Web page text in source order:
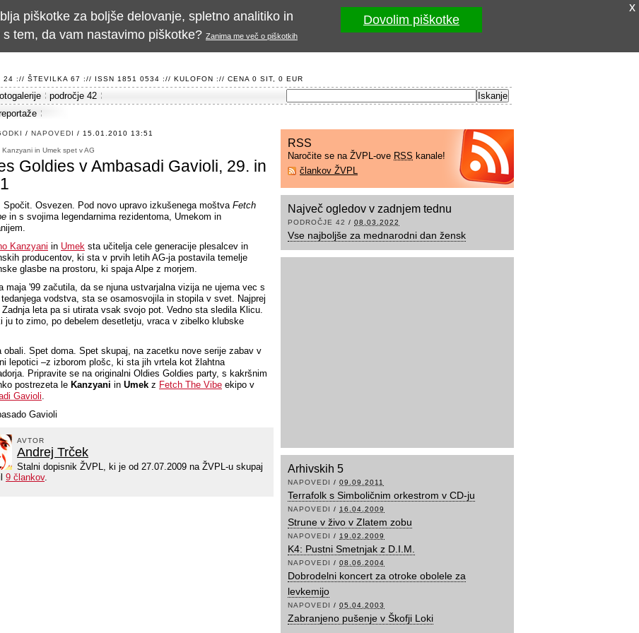
24 :// ŠTEVILKA 67 :// ISSN 1851 0534 :// KULOFON :// CENA 0 SIT, 0 EUR
področje 42
/ NAPOVEDI / 15.01.2010 13:51
Kanzyani in Umek spet v AG
Goldies v Ambasadi Gavioli, 29. in
Spočit. Osvezen. Pod novo upravo izkušenega moštva Fetch
in s svojima legendarnima rezidentoma, Umekom in
Kanzyani in Umek sta učitelja cele generacije plesalcev in
producentov, ki sta v prvih letih AG-ja postavila temelje
glasbe na prostoru, ki spaja Alpe z morjem.
maja '99 začutila, da se njuna ustvarjalna vizija ne ujema vec s
vodstva, sta se osamosvojila in stopila v svet. Najprej
leta pa si utirata vsak svojo pot. Vedno sta sledila Klicu.
ju to zimo, po debelem desetletju, vraca v zibelko klubske
obali. Spet doma. Spet skupaj, na zacetku nove serije zabav v
lepotici –z izborom plošc, ki sta jih vrtela kot žlahtna
Pripravite se na originalni Oldies Goldies party, s kakršnim
postrezeta le Kanzyani in Umek z Fetch The Vibe ekipo v
Gavioli.
Gavioli
AVTOR
Andrej Trček
Stalni dopisnik ŽVPL, ki je od 27.07.2009 na ŽVPL-u skupaj
9 člankov.
RSS
Naročite se na ŽVPL-ove RSS kanale!
člankov ŽVPL
Največ ogledov v zadnjem tednu
PODROČJE 42 / 08.03.2022
Vse najboljše za mednarodni dan žensk
Arhivskih 5
NAPOVEDI / 09.09.2011
Terrafolk s Simboličnim orkestrom v CD-ju
NAPOVEDI / 16.04.2009
Strune v živo v Zlatem zobu
NAPOVEDI / 19.02.2009
K4: Pustni Smetnjak z D.I.M.
NAPOVEDI / 08.06.2004
Dobrodelni koncert za otroke obolele za
levkemijo
NAPOVEDI / 05.04.2003
Zabranjeno pušenje v Škofji Loki
x
piškotke za boljše delovanje, spletno analitiko in
tem, da vam nastavimo piškotke? Zanima me več o piškotkih
Dovolim piškotke